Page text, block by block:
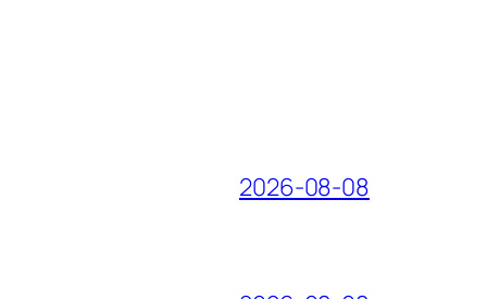
2026-08-08